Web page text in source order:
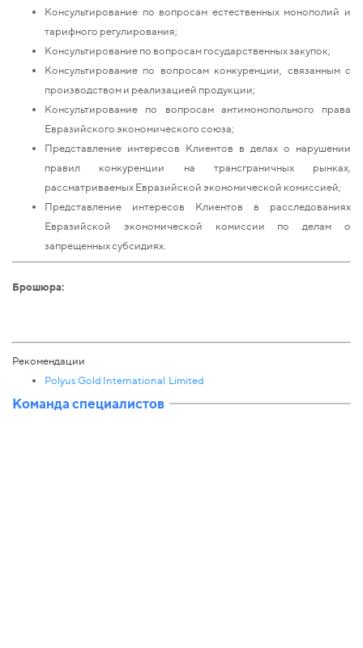
Консультирование по вопросам естественных монополий и
тарифного регулирования;
Консультирование по вопросам государственных закупок;
Консультирование по вопросам конкуренции, связанным с
производством и реализацией продукции;
Консультирование по вопросам антимонопольного права
Евразийского экономического союза;
Представление интересов Клиентов в делах о нарушении
правил конкуренции на трансграничных рынках,
рассматриваемых Евразийской экономической комиссией;
Представление интересов Клиентов в расследованиях
Евразийской экономической комиссии по делам о
запрещенных субсидиях.
Брошюра:
Рекомендации
Polyus Gold International Limited
Команда специалистов